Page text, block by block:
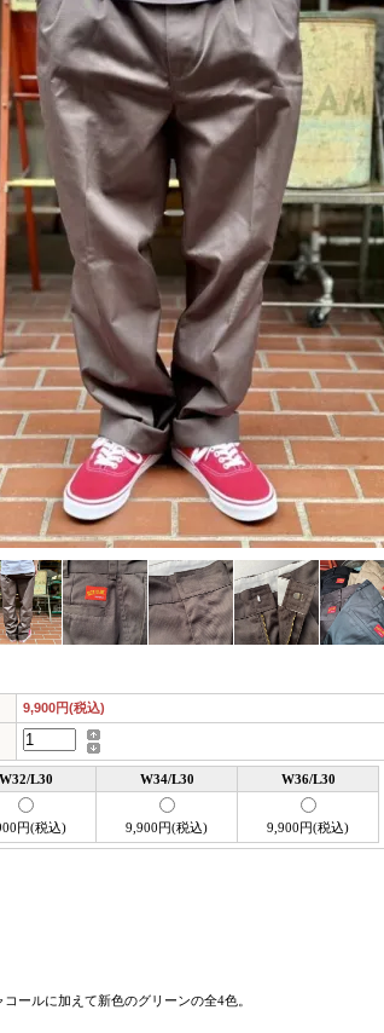
9,900円(税込)
W32/L30 W34/L30 W36/L30
円(税込) 9,900円(税込) 9,900円(税込)
ールに加えて新色のグリーンの全4色。